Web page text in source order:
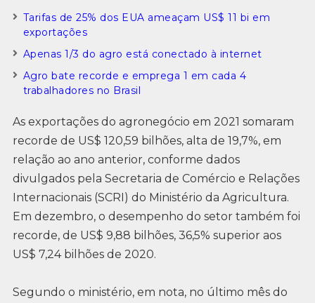
Tarifas de 25% dos EUA ameaçam US$ 11 bi em
exportações
Apenas 1/3 do agro está conectado à internet
Agro bate recorde e emprega 1 em cada 4
trabalhadores no Brasil
As exportações do agronegócio em 2021 somaram
recorde de US$ 120,59 bilhões, alta de 19,7%, em
relação ao ano anterior, conforme dados
divulgados pela Secretaria de Comércio e Relações
Internacionais (SCRI) do Ministério da Agricultura.
Em dezembro, o desempenho do setor também foi
recorde, de US$ 9,88 bilhões, 36,5% superior aos
US$ 7,24 bilhões de 2020.
Segundo o ministério, em nota, no último mês do